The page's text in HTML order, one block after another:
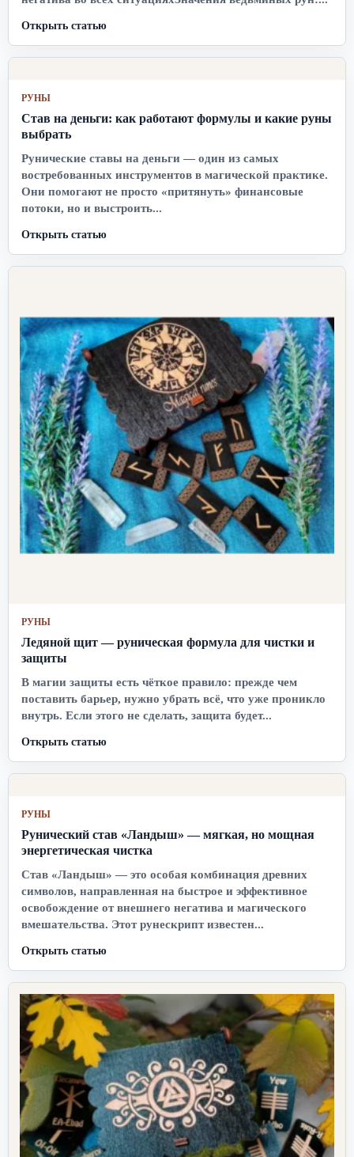
Открыть статью
РУНЫ
Став на деньги: как работают формулы и какие руны
выбрать
Рунические ставы на деньги — один из самых
востребованных инструментов в магической практике.
Они помогают не просто «притянуть» финансовые
потоки, но и выстроить...
Открыть статью
РУНЫ
Ледяной щит — руническая формула для чистки и
защиты
В магии защиты есть чёткое правило: прежде чем
поставить барьер, нужно убрать всё, что уже проникло
внутрь. Если этого не сделать, защита будет...
Открыть статью
РУНЫ
Рунический став «Ландыш» — мягкая, но мощная
энергетическая чистка
Став «Ландыш» — это особая комбинация древних
символов, направленная на быстрое и эффективное
освобождение от внешнего негатива и магического
вмешательства. Этот рунескрипт известен...
Открыть статью